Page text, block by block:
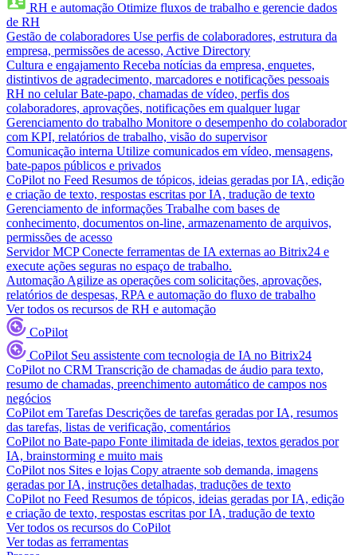
RH e automação Otimize fluxos de trabalho e gerencie dados
de RH
Gestão de colaboradores Use perfis de colaboradores, estrutura da
empresa, permissões de acesso, Active Directory
Cultura e engajamento Receba notícias da empresa, enquetes,
distintivos de agradecimento, marcadores e notificações pessoais
RH no celular Bate-papo, chamadas de vídeo, perfis dos
colaboradores, aprovações, notificações em qualquer lugar
Gerenciamento do trabalho Monitore o desempenho do colaborador
com KPI, relatórios de trabalho, visão do supervisor
Comunicação interna Utilize comunicados em vídeo, mensagens,
bate-papos públicos e privados
CoPilot no Feed Resumos de tópicos, ideias geradas por IA, edição
e criação de texto, respostas escritas por IA, tradução de texto
Gerenciamento de informações Trabalhe com bases de
conhecimento, documentos on-line, armazenamento de arquivos,
permissões de acesso
Servidor MCP Conecte ferramentas de IA externas ao Bitrix24 e
execute ações seguras no espaço de trabalho.
Automação Agilize as operações com solicitações, aprovações,
relatórios de despesas, RPA e automação do fluxo de trabalho
Ver todos os recursos de RH e automação
CoPilot
CoPilot Seu assistente com tecnologia de IA no Bitrix24
CoPilot no CRM Transcrição de chamadas de áudio para texto,
resumo de chamadas, preenchimento automático de campos nos
negócios
CoPilot em Tarefas Descrições de tarefas geradas por IA, resumos
das tarefas, listas de verificação, comentários
CoPilot no Bate-papo Fonte ilimitada de ideias, textos gerados por
IA, brainstorming e muito mais
CoPilot nos Sites e lojas Copy atraente sob demanda, imagens
geradas por IA, instruções detalhadas, traduções de texto
CoPilot no Feed Resumos de tópicos, ideias geradas por IA, edição
e criação de texto, respostas escritas por IA, tradução de texto
Ver todos os recursos do CoPilot
Ver todas as ferramentas